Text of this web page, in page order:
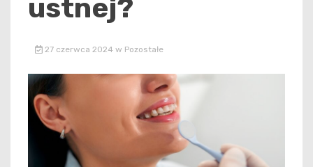
ustnej?
27 czerwca 2024 w Pozostałe